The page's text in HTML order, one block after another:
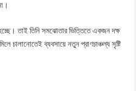
তাই তিনি সমঝোতার ভিত্তিতে একজন দক্ষ
চালানোতেই ব্যবসায়ে নতুন প্রাণচাঞ্চল্য সৃষ্টি